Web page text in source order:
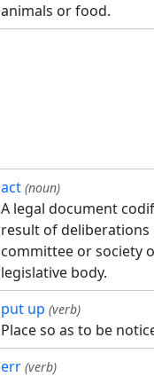
animals or food.
act (noun)
A legal document
result of deliberations
committee or society
legislative body.
put up (verb)
Place so as to be
err (verb)